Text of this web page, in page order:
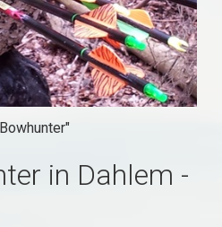
in Dahlem -